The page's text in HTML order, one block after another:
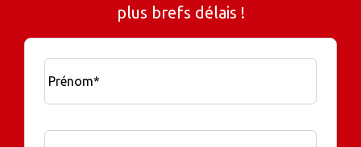
plus brefs délais !
Prénom*